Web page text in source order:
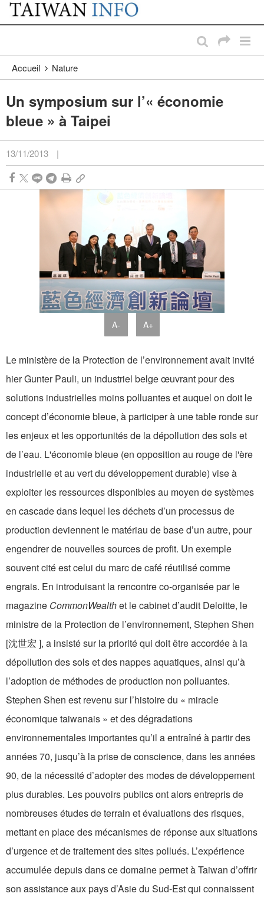
Passer au contenu principal
:::
Accueil Nature
Un symposium sur l’« économie
bleue » à Taipei
13/11/2013 |
A- A+
Le ministère de la Protection de l’environnement avait invité
hier Gunter Pauli, un industriel belge œuvrant pour des
solutions industrielles moins polluantes et auquel on doit le
concept d’économie bleue, à participer à une table ronde sur
les enjeux et les opportunités de la dépollution des sols et
de l’eau. L'économie bleue (en opposition au rouge de l'ère
industrielle et au vert du développement durable) vise à
exploiter les ressources disponibles au moyen de systèmes
en cascade dans lequel les déchets d’un processus de
production deviennent le matériau de base d’un autre, pour
engendrer de nouvelles sources de profit. Un exemple
souvent cité est celui du marc de café réutilisé comme
engrais. En introduisant la rencontre co-organisée par le
magazine CommonWealthet le cabinet d’audit Deloitte, le
ministre de la Protection de l’environnement, Stephen Shen
[沈世宏 ], a insisté sur la priorité qui doit être accordée à la
dépollution des sols et des nappes aquatiques, ainsi qu’à
l’adoption de méthodes de production non polluantes.
Stephen Shen est revenu sur l’histoire du « miracle
économique taiwanais » et des dégradations
environnementales importantes qu’il a entraîné à partir des
années 70, jusqu’à la prise de conscience, dans les années
90, de la nécessité d’adopter des modes de développement
plus durables. Les pouvoirs publics ont alors entrepris de
nombreuses études de terrain et évaluations des risques,
mettant en place des mécanismes de réponse aux situations
d’urgence et de traitement des sites pollués. L’expérience
accumulée depuis dans ce domaine permet à Taiwan d’offrir
son assistance aux pays d’Asie du Sud-Est qui connaissent